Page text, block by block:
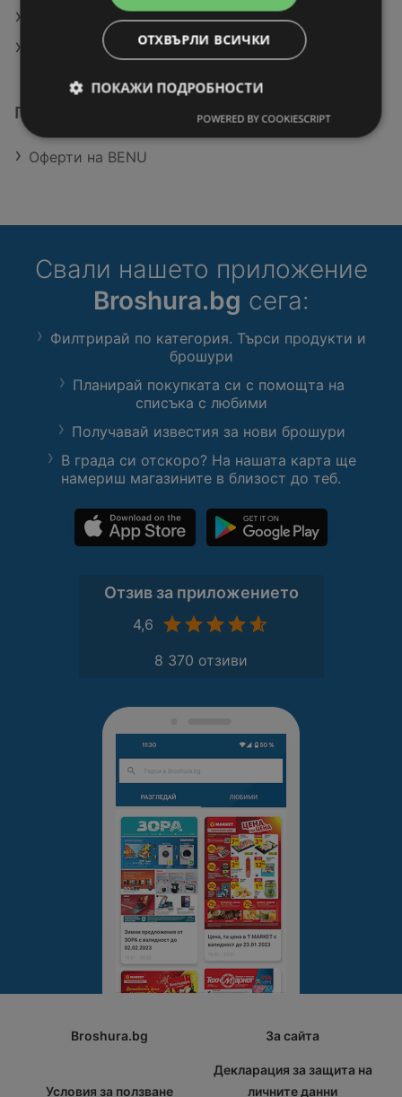
Актуални брошури на BENU
Магазини на Лили Дрогерие в Видин
Подобни търговци
Оферти на BENU
Свали нашето приложение
Broshura.bg сега:
Филтрирай по категория. Търси продукти и
брошури
Планирай покупката си с помощта на
списъка с любими
Получавай известия за нови брошури
В града си отскоро? На нашата карта ще
намериш магазините в близост до теб.
Отзив за приложението
4,6
8 370 отзиви
Broshura.bg За сайта
Условия за ползване
Декларация за защита на
личните данни
ОТХВЪРЛИ ВСИЧКИ
ПОКАЖИ ПОДРОБНОСТИ
POWERED BY COOKIESCRIPT